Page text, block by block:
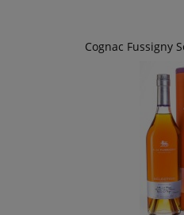
Cognac Fussigny